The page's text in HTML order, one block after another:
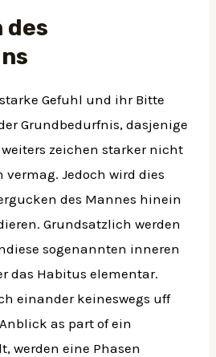
des
Gefuhl und ihr Bitte
Grundbedurfnis, dasjenige
zeichen starker nicht
Jedoch wird dies
des Mannes hinein
Grundsatzlich werden
sogenannten inneren
das Habitus elementar.
einander keineswegs uff
as part of ein
werden eine Phasen